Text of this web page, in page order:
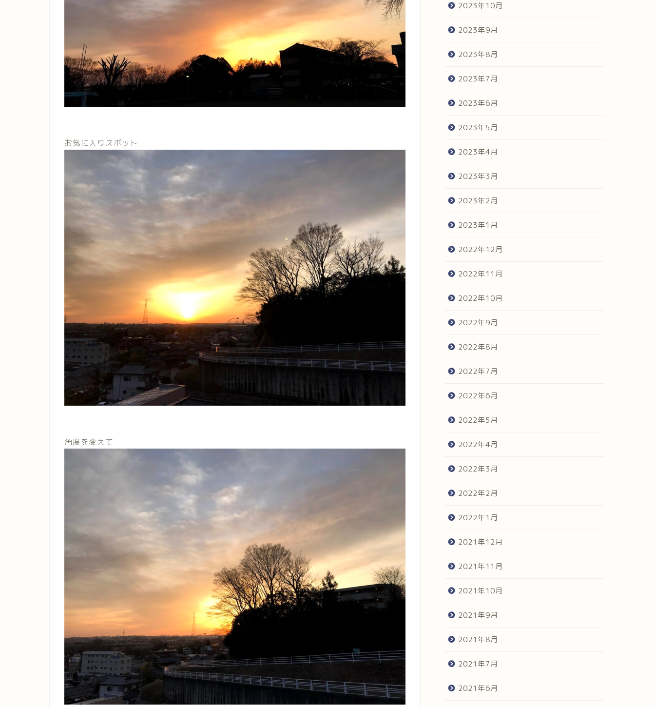
お気に入りスポット
角度を変えて
2023年10月
2023年9月
2023年8月
2023年7月
2023年6月
2023年5月
2023年4月
2023年3月
2023年2月
2023年1月
2022年12月
2022年11月
2022年10月
2022年9月
2022年8月
2022年7月
2022年6月
2022年5月
2022年4月
2022年3月
2022年2月
2022年1月
2021年12月
2021年11月
2021年10月
2021年9月
2021年8月
2021年7月
2021年6月